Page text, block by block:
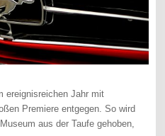
ereignisreichen Jahr mit
Premiere entgegen. So wird
aus der Taufe gehoben,